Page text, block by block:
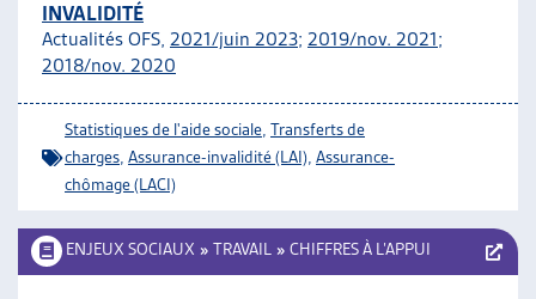
INVALIDITÉ
Actualités OFS, 2021/juin 2023; 2019/nov. 2021;
2018/nov. 2020
Statistiques de l'aide sociale Transferts de
charges Assurance-invalidité (LAI) Assurance-
chômage (LACI)
ENJEUX SOCIAUX » TRAVAIL » CHIFFRES À L’APPUI